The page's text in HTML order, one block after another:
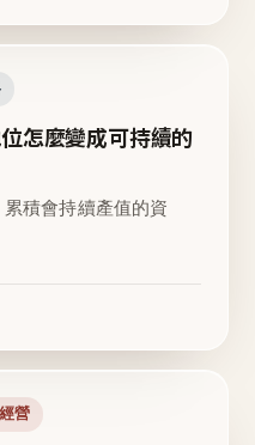
怎麼變成可持續的
積會持續產值的資
營